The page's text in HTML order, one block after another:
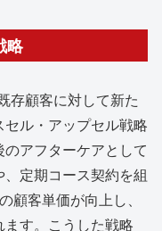
略
存顧客に対して新た
ル・アップセル戦略
アフターケアとして
定期コース契約を組
顧客単価が向上し、
す。こうした戦略